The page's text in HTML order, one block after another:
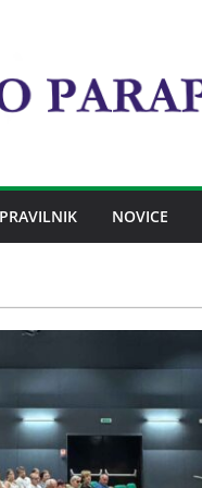
PRAVILNIK NOVICE